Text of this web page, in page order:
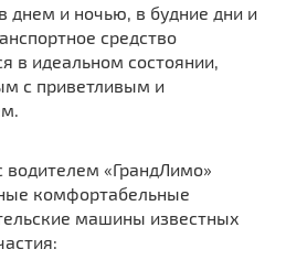
днем и ночью, в будние дни и
средство
в идеальном состоянии,
с приветливым и
«ГрандЛимо»
комфортабельные
машины известных